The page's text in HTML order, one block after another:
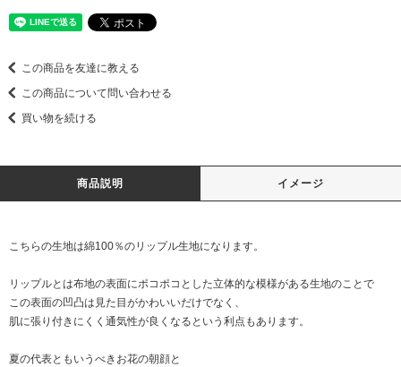
この商品を友達に教える
この商品について問い合わせる
買い物を続ける
商品説明 イメージ
こちらの生地は綿100％のリップル生地になります。
リップルとは布地の表面にポコポコとした立体的な模様がある生地のことで
この表面の凹凸は見た目がかわいいだけでなく、
肌に張り付きにくく通気性が良くなるという利点もあります。
夏の代表ともいうべきお花の朝顔と